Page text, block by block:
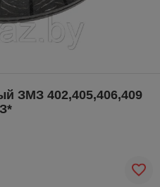
ЗМЗ 402,405,406,409